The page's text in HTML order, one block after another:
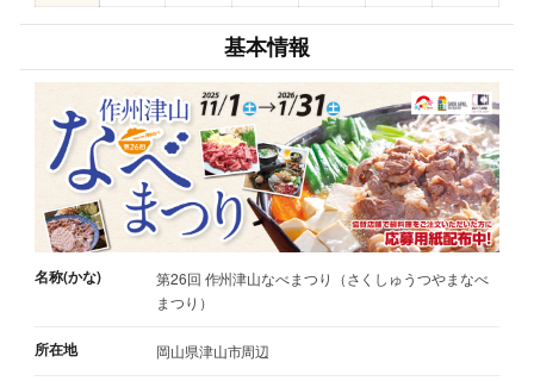
基本情報
名称(かな)
第26回 作州津山なべまつり（さくしゅうつやまなべ
まつり）
所在地 岡山県津山市周辺